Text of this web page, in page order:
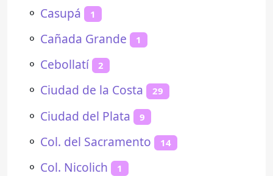
⚬ Casupá 1
⚬ Cañada Grande 1
⚬ Cebollatí 2
⚬ Ciudad de la Costa 29
⚬ Ciudad del Plata 9
⚬ Col. del Sacramento 14
⚬ Col. Nicolich 1